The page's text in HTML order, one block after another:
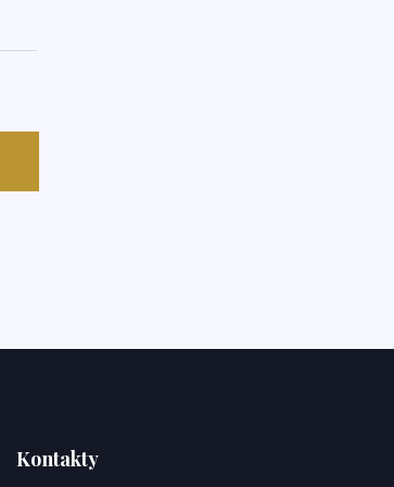
Kontakty